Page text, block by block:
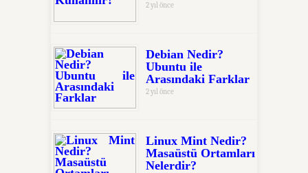
2 yıl önce
Debian Nedir?
Ubuntu ile
Arasındaki Farklar
2 yıl önce
Linux Mint Nedir?
Masaüstü Ortamları
Nelerdir?